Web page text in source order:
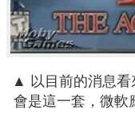
▲ 以目前的消息看
會是這一套，微軟